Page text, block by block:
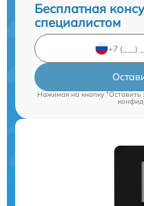
Бесплатная
специалистом
Нажимая на кнопку "Оставить